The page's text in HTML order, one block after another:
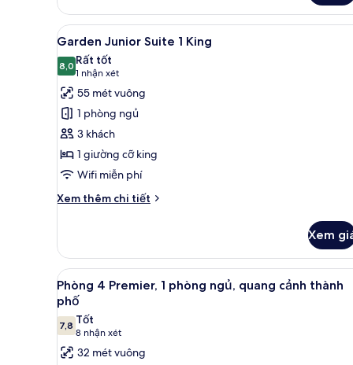
1
King
Xem
tất
cả
ảnh
Garden
Junior
Suite
1
King
Garden Junior Suite 1 King |
6
Garden Junior Suite 1 King
8,08,0 trên 10
Rất tốt
1 nhận xét
(1
nhận
xét)
55 mét vuông
1 phòng ngủ
3 khách
1 giường cỡ king
Wifi miễn phí
Xem thêm chi tiết
Chi
Garden
Junior
Suite
1
King
Xem
Xem
tất
cả
ảnh
Phòng
Phòng 4 Premier, 1 phòng
6
Phòng 4 Premier, 1 phòng ngủ, quang cảnh thành
phố
7,87,8 trên 10
Tốt
8 nhận xét
(8
nhận
32 mét vuông